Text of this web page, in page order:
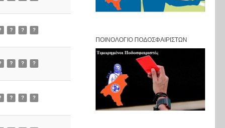
? ? ?
? ? ?
? ? ?
ΠΟΙΝΟΛΌΓΙΟ ΠΟΔΟΣΦΑΙΡΙΣΤΏΝ